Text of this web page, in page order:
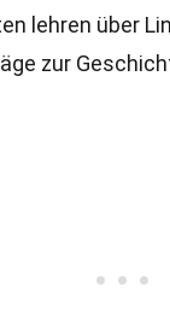
lehren über
zur